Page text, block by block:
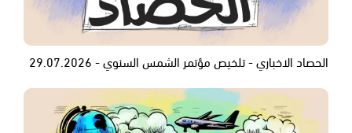
الحصاد الاخباري - تلخيص مؤتمر الشمس السنوي - 29.07.2026